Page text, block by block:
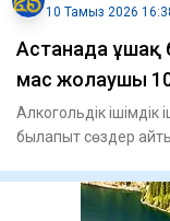
10 Тамыз 2026
Астанада ұшақ
мас жолаушы
Алкогольдік ішімдік
былапыт сөздер